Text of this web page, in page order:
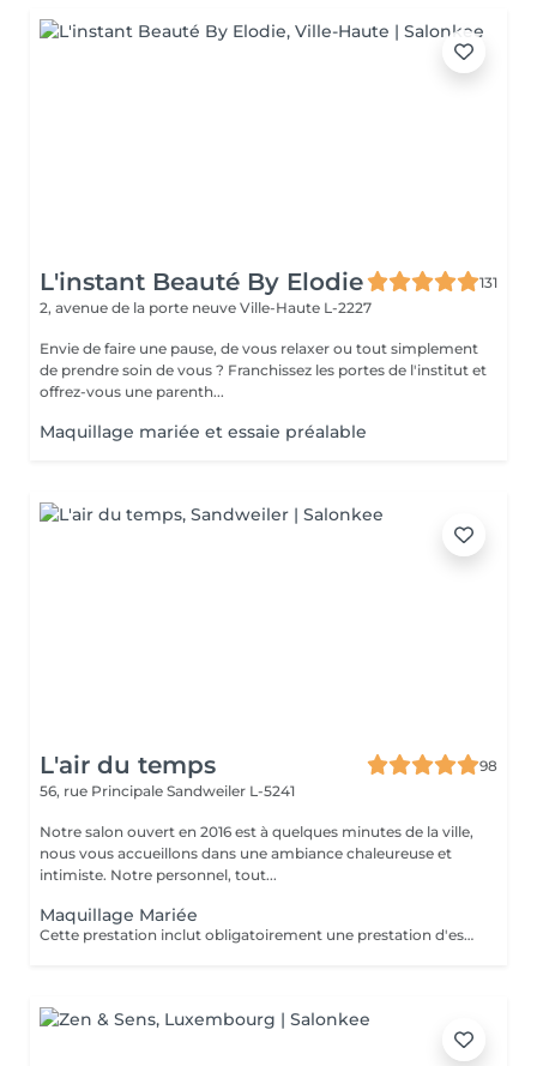
L'instant Beauté By Elodie
131
2, avenue de la porte neuve Ville-Haute L-2227
Envie de faire une pause, de vous relaxer ou tout simplement
de prendre soin de vous ? Franchissez les portes de l'institut et
offrez-vous une parenth...
Maquillage mariée et essaie préalable
L'air du temps
98
56, rue Principale Sandweiler L-5241
Notre salon ouvert en 2016 est à quelques minutes de la ville,
nous vous accueillons dans une ambiance chaleureuse et
intimiste. Notre personnel, tout...
Maquillage Mariée
Cette prestation inclut obligatoirement une prestation d'essai au préalable, un ou deux jours avant l'évènement.